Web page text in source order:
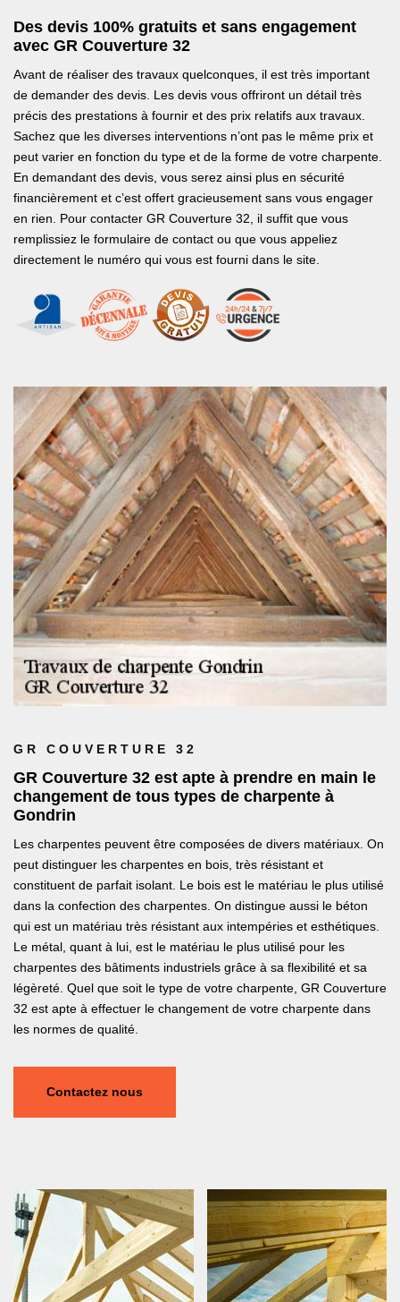
Des devis 100% gratuits et sans engagement
avec GR Couverture 32
Avant de réaliser des travaux quelconques, il est très important
de demander des devis. Les devis vous offriront un détail très
précis des prestations à fournir et des prix relatifs aux travaux.
Sachez que les diverses interventions n’ont pas le même prix et
peut varier en fonction du type et de la forme de votre charpente.
En demandant des devis, vous serez ainsi plus en sécurité
financièrement et c’est offert gracieusement sans vous engager
en rien. Pour contacter GR Couverture 32, il suffit que vous
remplissiez le formulaire de contact ou que vous appeliez
directement le numéro qui vous est fourni dans le site.
GR COUVERTURE 32
GR Couverture 32 est apte à prendre en main le
changement de tous types de charpente à
Gondrin
Les charpentes peuvent être composées de divers matériaux. On
peut distinguer les charpentes en bois, très résistant et
constituent de parfait isolant. Le bois est le matériau le plus utilisé
dans la confection des charpentes. On distingue aussi le béton
qui est un matériau très résistant aux intempéries et esthétiques.
Le métal, quant à lui, est le matériau le plus utilisé pour les
charpentes des bâtiments industriels grâce à sa flexibilité et sa
légèreté. Quel que soit le type de votre charpente, GR Couverture
32 est apte à effectuer le changement de votre charpente dans
les normes de qualité.
Contactez nous